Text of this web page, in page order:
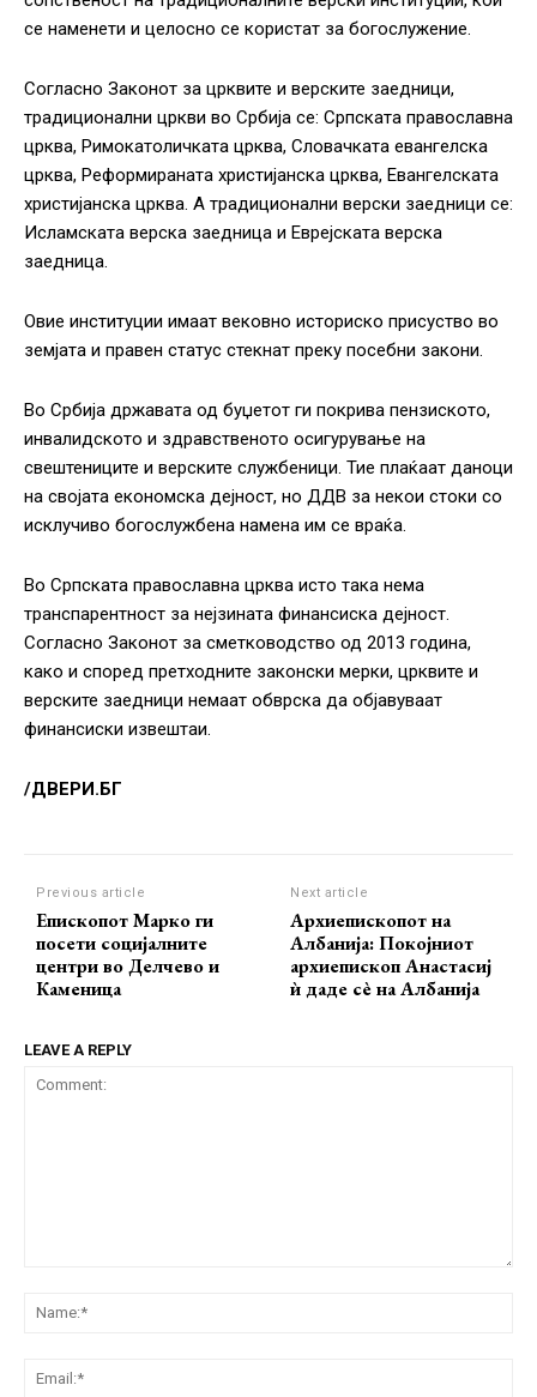
се наменети и целосно се користат за богослужение.
Согласно Законот за црквите и верските заедници,
традиционални цркви во Србија се: Српската православна
црква, Римокатоличката црква, Словачката евангелска
црква, Реформираната христијанска црква, Евангелската
христијанска црква. А традиционални верски заедници се:
Исламската верска заедница и Еврејската верска
заедница.
Овие институции имаат вековно историско присуство во
земјата и правен статус стекнат преку посебни закони.
Во Србија државата од буџетот ги покрива пензиското,
инвалидското и здравственото осигурување на
свештениците и верските службеници. Тие плаќаат даноци
на својата економска дејност, но ДДВ за некои стоки со
исклучиво богослужбена намена им се враќа.
Во Српската православна црква исто така нема
транспарентност за нејзината финансиска дејност.
Согласно Законот за сметководство од 2013 година,
како и според претходните законски мерки, црквите и
верските заедници немаат обврска да објавуваат
финансиски извештаи.
/ДВЕРИ.БГ
Previous article
Епископот Марко ги
посети социјалните
центри во Делчево и
Каменица
Next article
Архиепископот на
Албанија: Покојниот
архиепископ Анастасиј
ѝ даде сѐ на Албанија
LEAVE A REPLY